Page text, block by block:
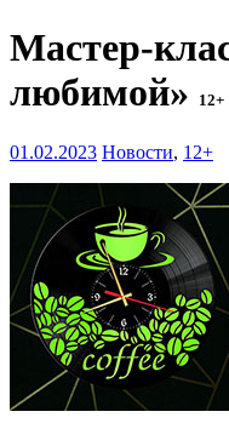
Мастер-
любимой»
12+
01.02.2023 Новости, 12+